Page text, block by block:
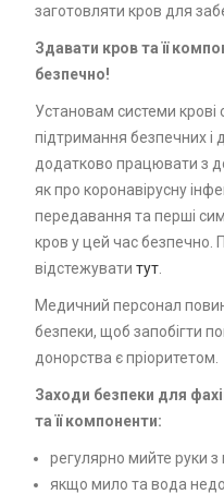
заготовляти кров для
Здавати кров та її
безпечно!
Установам системи крові
підтримання безпечних і
додатково працювати з
як про коронавірусну
передавання та перші
кров у цей час безпечно.
відстежувати тут.
Медичний персонал
безпеки, щоб запобігти
донорства є пріоритетом.
Заходи безпеки для
та її компоненти:
регулярно мийте руки
якщо мило та вода